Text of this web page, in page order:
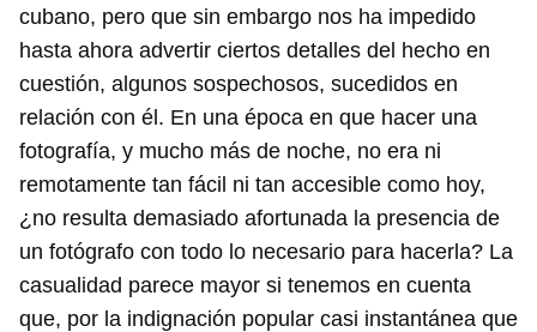
cubano, pero que sin embargo nos ha impedido
hasta ahora advertir ciertos detalles del hecho en
cuestión, algunos sospechosos, sucedidos en
relación con él. En una época en que hacer una
fotografía, y mucho más de noche, no era ni
remotamente tan fácil ni tan accesible como hoy,
¿no resulta demasiado afortunada la presencia de
un fotógrafo con todo lo necesario para hacerla? La
casualidad parece mayor si tenemos en cuenta
que, por la indignación popular casi instantánea que